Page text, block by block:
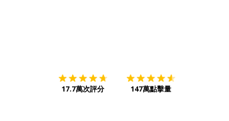
17.7萬次評分 147萬點擊量